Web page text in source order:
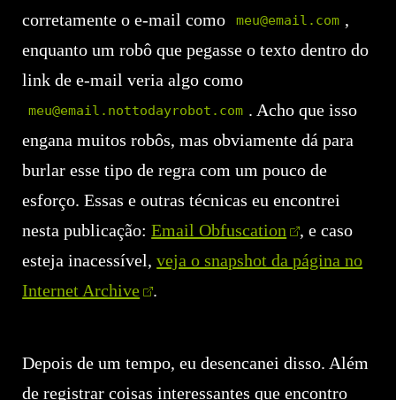
corretamente o e-mail como
meu@email.com ,
enquanto um robô que pegasse o texto dentro do
link de e-mail veria algo como
meu@email.nottodayrobot.com . Acho que isso
engana muitos robôs, mas obviamente dá para
burlar esse tipo de regra com um pouco de
esforço. Essas e outras técnicas eu encontrei
nesta publicação:Email Obfuscation
, e caso
esteja inacessível,veja o snapshot da página no
Internet Archive
.
Depois de um tempo, eu desencanei disso. Além
de registrar coisas interessantes que encontro